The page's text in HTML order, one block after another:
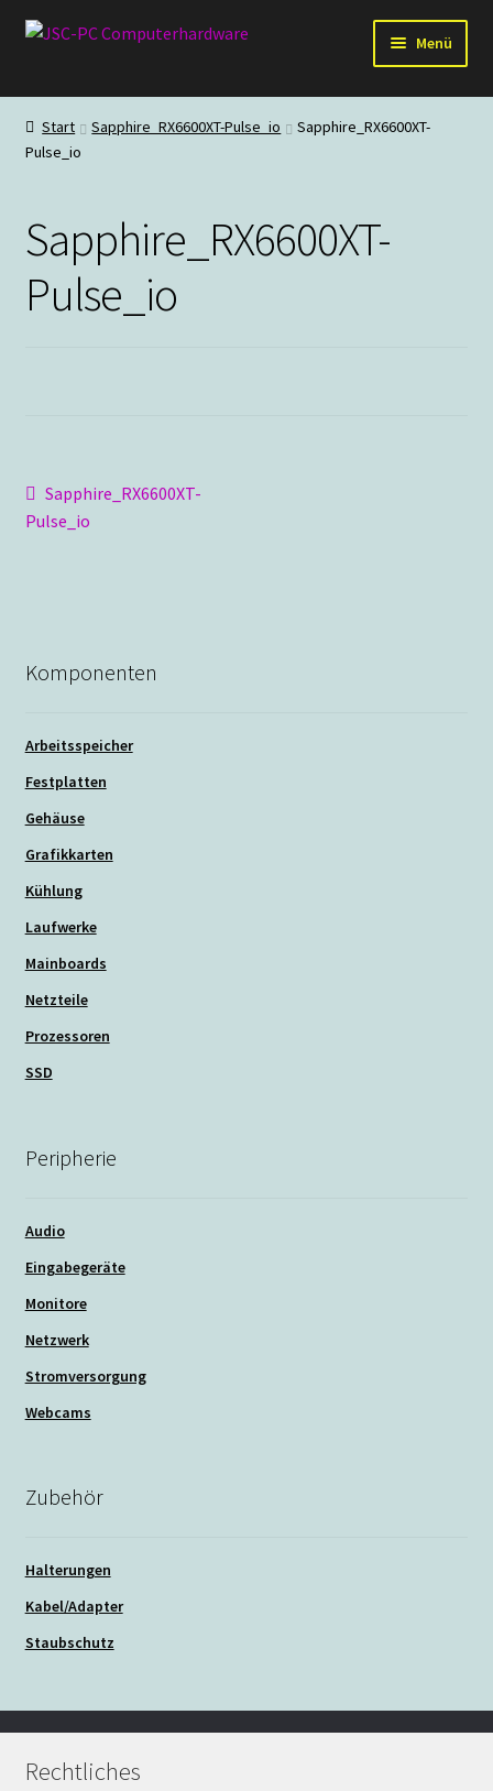
Zur
Zum
Menü
Hardware
PC-Systeme
Outlet
Start Sapphire_RX6600XT-Pulse_io
Sapphire_RX6600XT-
Pulse_io
Sapphire_RX6600XT-
Pulse_io
Beitragsnavigation
Vorheriger
Beitrag:
Sapphire_RX6600XT-
Pulse_io
Komponenten
Arbeitsspeicher
Festplatten
Gehäuse
Grafikkarten
Kühlung
Laufwerke
Mainboards
Netzteile
Prozessoren
SSD
Peripherie
Audio
Eingabegeräte
Monitore
Netzwerk
Stromversorgung
Webcams
Zubehör
Halterungen
Kabel/Adapter
Staubschutz
Rechtliches